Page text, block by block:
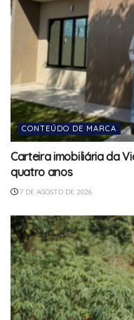
CONTEÚDO DE MARCA
Carteira imobiliária da
quatro anos
7 DE AGOSTO DE 2026